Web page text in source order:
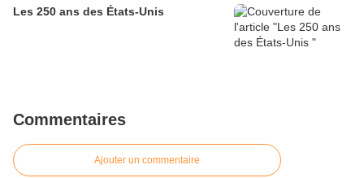
Les 250 ans des États-Unis
Commentaires
Ajouter un commentaire